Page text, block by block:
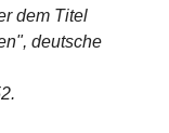
dem Titel
deutsche